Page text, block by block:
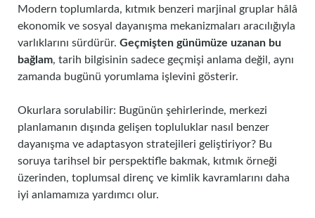
Modern toplumlarda, kıtmık benzeri marjinal gruplar hâlâ
ekonomik ve sosyal dayanışma mekanizmaları aracılığıyla
varlıklarını sürdürür. Geçmişten günümüze uzanan bu
bağlam, tarih bilgisinin sadece geçmişi anlama değil, aynı
zamanda bugünü yorumlama işlevini gösterir.
Okurlara sorulabilir: Bugünün şehirlerinde, merkezi
planlamanın dışında gelişen topluluklar nasıl benzer
dayanışma ve adaptasyon stratejileri geliştiriyor? Bu
soruya tarihsel bir perspektifle bakmak, kıtmık örneği
üzerinden, toplumsal direnç ve kimlik kavramlarını daha
iyi anlamamıza yardımcı olur.